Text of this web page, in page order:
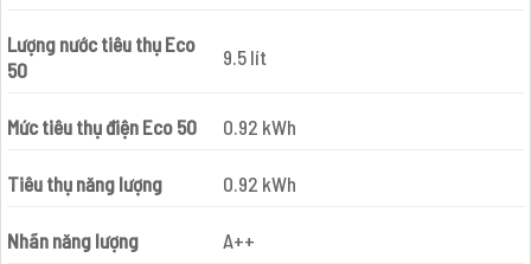
Lượng nước tiêu thụ Eco
50
9.5 lít
Mức tiêu thụ điện Eco 50 0.92 kWh
Tiêu thụ năng lượng 0.92 kWh
Nhãn năng lượng A++